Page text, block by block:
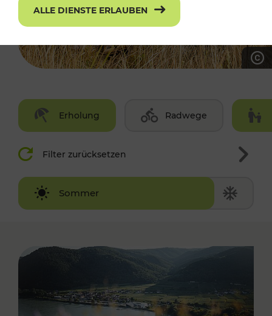
Erholung Radwege
Filter zurücksetzen
Sommer
Winter
ALLE DIENSTE ERLAUBEN